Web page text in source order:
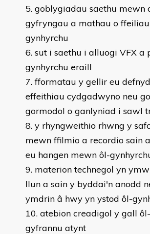
goblygiadau saethu mewn
gyfryngau a mathau o
gynhyrchu
sut i saethu i alluogi VFX a
gynhyrchu eraill
fformatau y gellir eu
effeithiau cydgadwyno neu
gormodol o ganlyniad i sawl
y rhyngweithio rhwng y
mewn ffilmio a recordio sain
eu hangen mewn ôl-
materion technegol yn
llun a sain y byddai'n anodd
ymdrin â hwy yn ystod ôl-
atebion creadigol y gall
gyfrannu atynt